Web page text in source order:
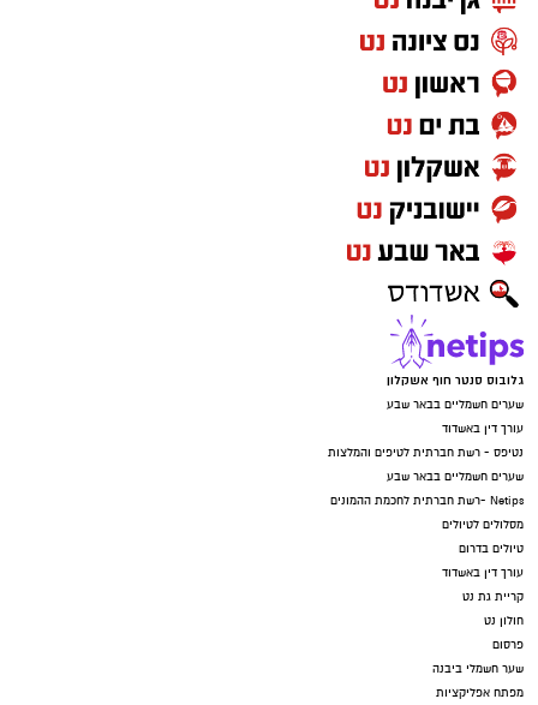
גלובוס סנטר חוף אשקלון
שערים חשמליים בבאר שבע
עורך דין באשדוד
נטיפס - רשת חברתית לטיפים והמלצות
שערים חשמליים בבאר שבע
Netips -רשת חברתית לחכמת ההמונים
מסלולים לטיולים
טיולים בדרום
עורך דין באשדוד
קריית גת נט
חולון נט
פרסום
שער חשמלי ביבנה
מפתח אפליקציות